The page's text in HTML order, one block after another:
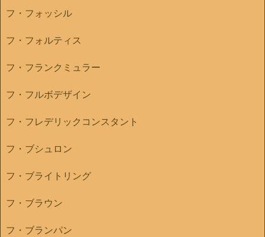
フ・フォッシル
フ・フォルティス
フ・フランクミュラー
フ・フルボデザイン
フ・フレデリックコンスタント
フ・ブシュロン
フ・ブライトリング
フ・ブラウン
フ・ブランパン